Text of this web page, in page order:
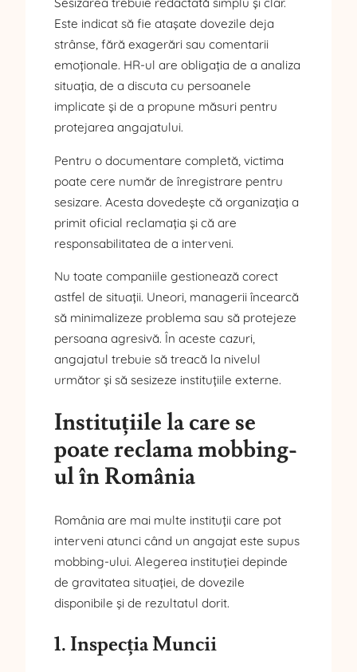
Sesizarea trebuie redactată simplu și clar.
Este indicat să fie atașate dovezile deja
strânse, fără exagerări sau comentarii
emoționale. HR-ul are obligația de a analiza
situația, de a discuta cu persoanele
implicate și de a propune măsuri pentru
protejarea angajatului.
Pentru o documentare completă, victima
poate cere număr de înregistrare pentru
sesizare. Acesta dovedește că organizația a
primit oficial reclamația și că are
responsabilitatea de a interveni.
Nu toate companiile gestionează corect
astfel de situații. Uneori, managerii încearcă
să minimalizeze problema sau să protejeze
persoana agresivă. În aceste cazuri,
angajatul trebuie să treacă la nivelul
următor și să sesizeze instituțiile externe.
Instituțiile la care se
poate reclama mobbing-
ul în România
România are mai multe instituții care pot
interveni atunci când un angajat este supus
mobbing-ului. Alegerea instituției depinde
de gravitatea situației, de dovezile
disponibile și de rezultatul dorit.
1. Inspecția Muncii